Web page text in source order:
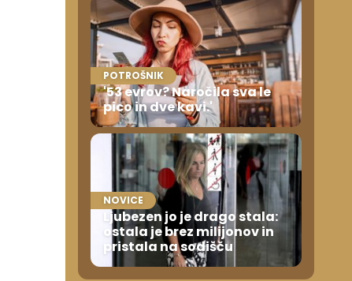
POTROŠNIK
'53 evrov? Naročila sva le
pico in dve kavi.'
NOVICE
Ljubezen jo je drago stala:
ostala je brez milijonov in
pristala na sodišču